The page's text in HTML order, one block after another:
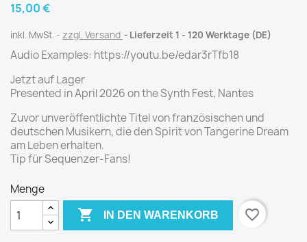
15,00 €
inkl. MwSt. zzgl. Versand Lieferzeit 1 - 120 Werktage (DE)
Audio Examples: https://youtu.be/edar3rTfb18
Jetzt auf Lager
Presented in April 2026 on the Synth Fest, Nantes
Zuvor unveröffentlichte Titel von französischen und
deutschen Musikern, die den Spirit von Tangerine Dream
am Leben erhalten.
Tip für Sequenzer-Fans!
Menge
 IN DEN WARENKORB favorite_border